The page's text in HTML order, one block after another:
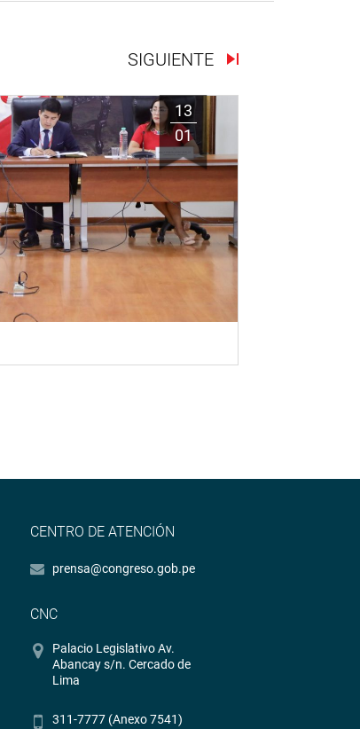
SIGUIENTE
13
01
CENTRO DE ATENCIÓN
prensa@congreso.gob.pe
CNC
Palacio Legislativo Av.
Abancay s/n. Cercado de
Lima
311-7777 (Anexo 7541)